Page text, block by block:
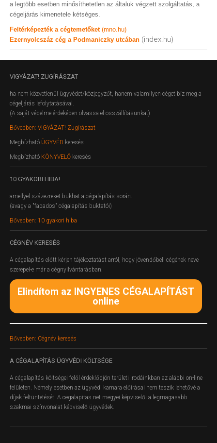
a legtöbb esetben minősíthetetlen az általuk végzett szolgáltatás, a
cégeljárás kimenetele kétséges.
Feltérképezték a cégtemetőket (mno.hu)
Ezernyolcszáz cég a Podmaniczky utcában (index.hu)
VIGYÁZAT! ZUGÍRÁSZAT
ha nem közvetlenül ügyvédet/közjegyzőt, hanem valamilyen céget bíz meg a
cégeljárás lefolytatásával.
(A saját védelme érdekében olvassa el összállításunkat)
Bővebben: VIGYÁZAT! Zugírászat
Megbízható ÜGYVÉD keresés
Megbízható KÖNYVELŐ keresés
10 GYAKORI HIBA!
amellyel százezreket bukhat a cégalapítás során.
(avagy a "fapados" cégalapítás buktatói)
Bővebben: 10 gyakori hiba
CÉGNÉV KERESÉS
A cégalapítás előtt kérjen tájékoztatást arról, hogy jövendőbeli cégének neve
szerepel-e már a cégnyilvántarásban.
Elindítom az INGYENES CÉGALAPÍTÁST
online
Bővebben: Cégnév keresés
A CÉGALAPÍTÁS ÜGYVÉDI KÖLTSÉGE
A cégalapítás költségei felől érdeklődjön területi irodáinkban az alábbi on-line
felületen. Némely esetben az ügyvédi kamara előírásai nem teszik lehetővé a
díjak feltüntetését. A cegalapitas.net megyei képviselői a legmagasabb
szakmai színvonalat képviselő ügyvédek.